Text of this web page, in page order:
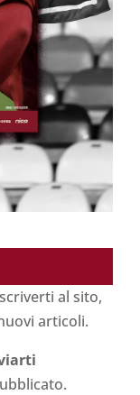
al sito,
articoli.